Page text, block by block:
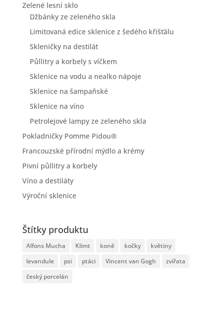
Zelené lesní sklo
Džbánky ze zeleného skla
Limitovaná edice sklenice z šedého křišťálu
Skleničky na destilát
Půllitry a korbely s víčkem
Sklenice na vodu a nealko nápoje
Sklenice na šampaňské
Sklenice na víno
Petrolejové lampy ze zeleného skla
Pokladničky Pomme Pidou®
Francouzské přírodní mýdlo a krémy
Pivní půllitry a korbely
Víno a destiláty
Výroční sklenice
Štítky produktu
Alfons Mucha Klimt koně kočky
květiny
levandule
psi ptáci Vincent van Gogh
zvířata
český porcelán